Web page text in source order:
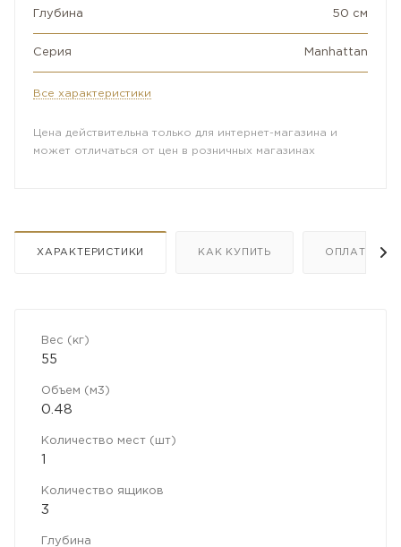
Глубина 50 см
Серия Manhattan
Все характеристики
Цена действительна только для интернет-магазина и
может отличаться от цен в розничных магазинах
ХАРАКТЕРИСТИКИ КАК КУПИТЬ ОПЛАТА
Вес (кг)
55
Объем (м3)
0.48
Количество мест (шт)
1
Количество ящиков
3
Глубина